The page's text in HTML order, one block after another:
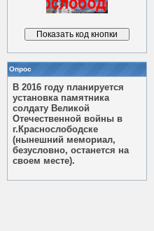
Опрос
В 2016 году планируется
установка памятника
солдату Великой
Отечественной войны в
г.Краснослободске
(нынешний мемориал,
безусловно, останется на
своем месте).